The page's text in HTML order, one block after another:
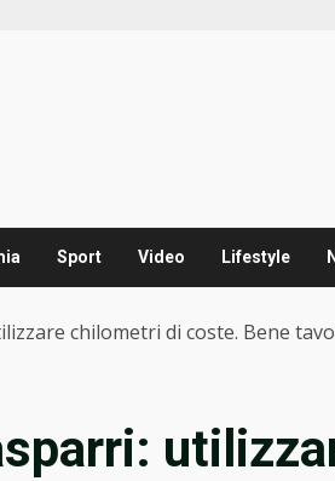
Sport Video Lifestyle
chilometri di coste. Bene